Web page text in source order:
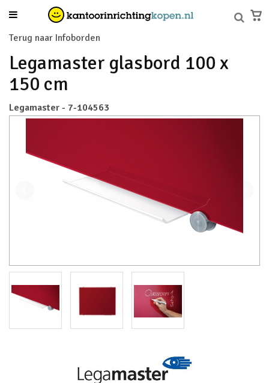
Terug naar Infoborden
Legamaster glasbord 100 x
150 cm
Legamaster - 7-104563